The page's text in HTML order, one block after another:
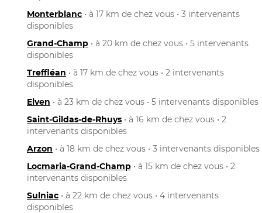
Monterblanc • à 17 km de chez vous • 3 intervenants
disponibles
Grand-Champ • à 20 km de chez vous • 5 intervenants
disponibles
Treffléan • à 17 km de chez vous • 2 intervenants
disponibles
Elven • à 23 km de chez vous • 5 intervenants disponibles
Saint-Gildas-de-Rhuys • à 16 km de chez vous • 2
intervenants disponibles
Arzon • à 18 km de chez vous • 3 intervenants disponibles
Locmaria-Grand-Champ • à 15 km de chez vous • 2
intervenants disponibles
Sulniac • à 22 km de chez vous • 4 intervenants
disponibles